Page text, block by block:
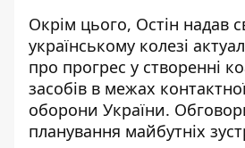
Окрім цього, Остін надав
українському колезі
про прогрес у створенні
засобів в межах
оборони України.
планування майбутніх